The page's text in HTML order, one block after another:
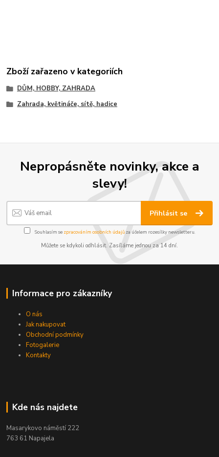
Zboží zařazeno v kategoriích
DŮM, HOBBY, ZAHRADA
Zahrada, květináče, sítě, hadice
Nepropásněte novinky, akce a
slevy!
Přihlásit se
Souhlasím se zpracováním osobních údajůza účelem rozesílky newsletteru.
Můžete se kdykoli odhlásit. Zasíláme jednou za 14 dní.
Informace pro zákazníky
O nás
Jak nakupovat
Obchodní podmínky
Fotogalerie
Kontakty
Kde nás najdete
Masarykovo náměstí 222
763 61 Napajela